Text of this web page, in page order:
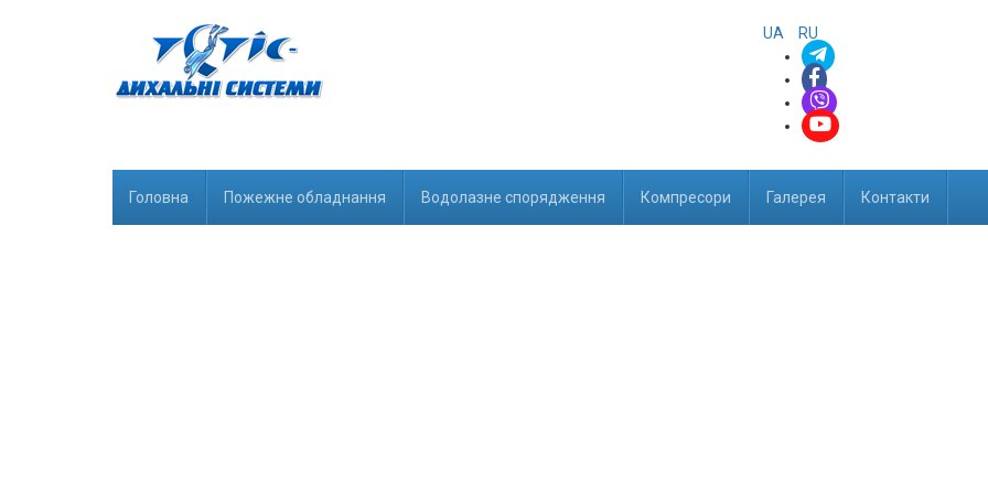
UA RU
Головна Пожежне обладнання Водолазне спорядження Компресори Галерея Контакти